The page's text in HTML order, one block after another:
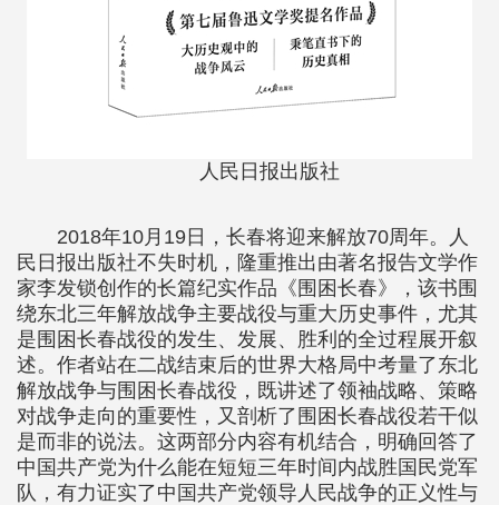
人民日报出版社
2018年10月19日，长春将迎来解放70周年。人
民日报出版社不失时机，隆重推出由著名报告文学作
家李发锁创作的长篇纪实作品《围困长春》，该书围
绕东北三年解放战争主要战役与重大历史事件，尤其
是围困长春战役的发生、发展、胜利的全过程展开叙
述。作者站在二战结束后的世界大格局中考量了东北
解放战争与围困长春战役，既讲述了领袖战略、策略
对战争走向的重要性，又剖析了围困长春战役若干似
是而非的说法。这两部分内容有机结合，明确回答了
中国共产党为什么能在短短三年时间内战胜国民党军
队，有力证实了中国共产党领导人民战争的正义性与